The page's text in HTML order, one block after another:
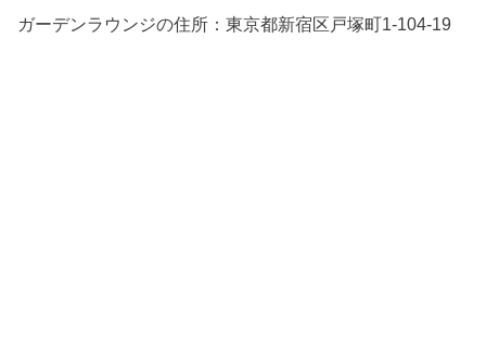
ガーデンラウンジの住所：東京都新宿区戸塚町1-104-19